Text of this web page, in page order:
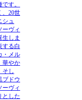
す。
、20世
シュ
ーヴィ
生しま
する白
・メル
華やか
そし
ブドウ
ーヴィ
とした